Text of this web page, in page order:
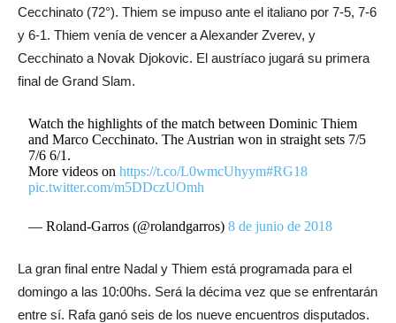
Cecchinato (72°). Thiem se impuso ante el italiano por 7-5, 7-6
y 6-1. Thiem venía de vencer a Alexander Zverev, y
Cecchinato a Novak Djokovic. El austríaco jugará su primera
final de Grand Slam.
Watch the highlights of the match between Dominic Thiem
and Marco Cecchinato. The Austrian won in straight sets 7/5
7/6 6/1.
More videos onhttps://t.co/L0wmcUhyym#RG18
pic.twitter.com/m5DDczUOmh
— Roland-Garros (@rolandgarros)8 de junio de 2018
La gran final entre Nadal y Thiem está programada para el
domingo a las 10:00hs. Será la décima vez que se enfrentarán
entre sí. Rafa ganó seis de los nueve encuentros disputados.